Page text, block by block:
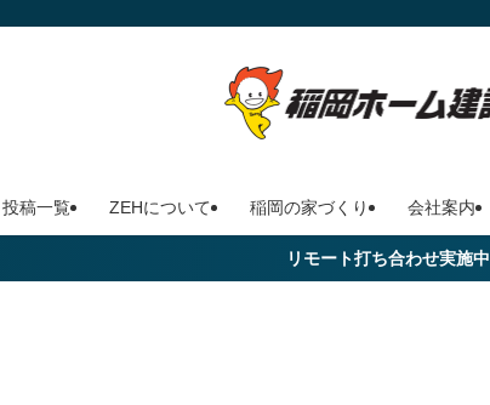
投稿一覧 ZEHについて 稲岡の家づくり 会社案内
リモート打ち合わせ実施中